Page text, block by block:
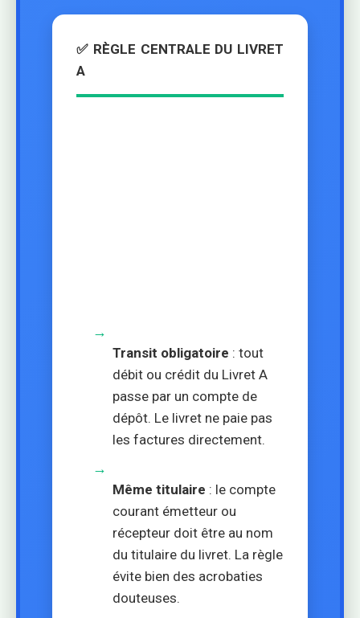
✅ RÈGLE CENTRALE DU LIVRET
A
→
Transit obligatoire : tout
débit ou crédit du Livret A
passe par un compte de
dépôt. Le livret ne paie pas
les factures directement.
→
Même titulaire : le compte
courant émetteur ou
récepteur doit être au nom
du titulaire du livret. La règle
évite bien des acrobaties
douteuses.